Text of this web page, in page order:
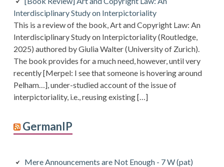
Interdisciplinary Study on Interpictoriality
This is a review of the book, Art and Copyright Law: An
Interdisciplinary Study on Interpictoriality (Routledge,
2025) authored by Giulia Walter (University of Zurich).
The book provides for a much need, however, until very
recently [Merpel: I see that someone is hovering around
Pelham…], under-studied account of the issue of
interpictoriality, i.e., reusing existing […]
GermanIP
Mere Announcements are Not Enough - 7 W (pat)